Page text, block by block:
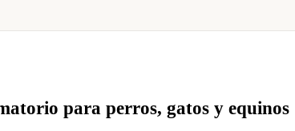
para perros, gatos y equinos